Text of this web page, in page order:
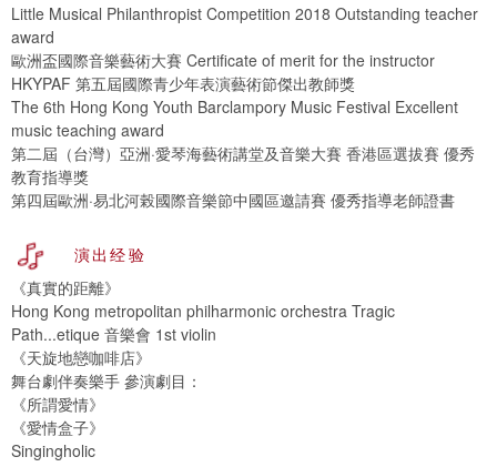
Little Musical Philanthropist Competition 2018 Outstanding teacher
award
歐洲盃國際音樂藝術大賽 Certificate of merit for the instructor
HKYPAF 第五屆國際青少年表演藝術節傑出教師獎
The 6th Hong Kong Youth Barclampory Music Festival Excellent
music teaching award
第二屆（台灣）亞洲·愛琴海藝術講堂及音樂大賽 香港區選拔賽 優秀
教育指導獎
第四屆歐洲·易北河榖國際音樂節中國區邀請賽 優秀指導老師證書
演出经验
《真實的距離》
Hong Kong metropolitan philharmonic orchestra Tragic
Path...etique 音樂會 1st violin
《天旋地戀咖啡店》
舞台劇伴奏樂手 參演劇目：
《所謂愛情》
《愛情盒子》
Singingholic